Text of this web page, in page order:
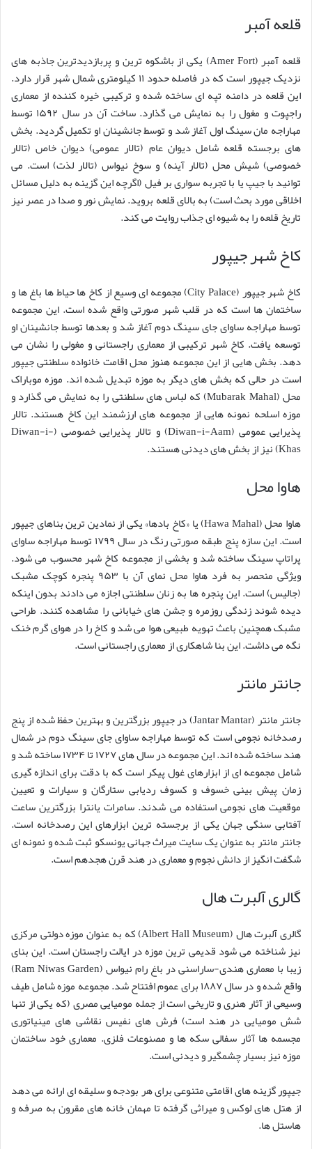
قلعه آمبر
قلعه آمبر (Amer Fort) یکی از باشکوه ترین و پربازدیدترین جاذبه های
نزدیک جیپور است که در فاصله حدود ۱۱ کیلومتری شمال شهر قرار دارد.
این قلعه در دامنه تپه ای ساخته شده و ترکیبی خیره کننده از معماری
راجپوت و مغول را به نمایش می گذارد. ساخت آن در سال ۱۵۹۲ توسط
مهاراجه مان سینگ اول آغاز شد و توسط جانشینان او تکمیل گردید. بخش
های برجسته قلعه شامل دیوان عام (تالار عمومی) دیوان خاص (تالار
خصوصی) شیش محل (تالار آینه) و سوخ نیواس (تالار لذت) است. می
توانید با جیپ یا با تجربه سواری بر فیل (اگرچه این گزینه به دلیل مسائل
اخلاقی مورد بحث است) به بالای قلعه بروید. نمایش نور و صدا در عصر نیز
تاریخ قلعه را به شیوه ای جذاب روایت می کند.
کاخ شهر جیپور
کاخ شهر جیپور (City Palace) مجموعه ای وسیع از کاخ ها حیاط ها باغ ها و
ساختمان ها است که در قلب شهر صورتی واقع شده است. این مجموعه
توسط مهاراجه ساوای جای سینگ دوم آغاز شد و بعدها توسط جانشینان او
توسعه یافت. کاخ شهر ترکیبی از معماری راجستانی و مغولی را نشان می
دهد. بخش هایی از این مجموعه هنوز محل اقامت خانواده سلطنتی جیپور
است در حالی که بخش های دیگر به موزه تبدیل شده اند. موزه موباراک
محل (Mubarak Mahal) که لباس های سلطنتی را به نمایش می گذارد و
موزه اسلحه نمونه هایی از مجموعه های ارزشمند این کاخ هستند. تالار
پذیرایی عمومی (Diwan-i-Aam) و تالار پذیرایی خصوصی (Diwan-i-
Khas) نیز از بخش های دیدنی هستند.
هاوا محل
هاوا محل (Hawa Mahal) یا «کاخ بادها» یکی از نمادین ترین بناهای جیپور
است. این سازه پنج طبقه صورتی رنگ در سال ۱۷۹۹ توسط مهاراجه ساوای
پراتاپ سینگ ساخته شد و بخشی از مجموعه کاخ شهر محسوب می شود.
ویژگی منحصر به فرد هاوا محل نمای آن با ۹۵۳ پنجره کوچک مشبک
(جالیس) است. این پنجره ها به زنان سلطنتی اجازه می دادند بدون اینکه
دیده شوند زندگی روزمره و جشن های خیابانی را مشاهده کنند. طراحی
مشبک همچنین باعث تهویه طبیعی هوا می شد و کاخ را در هوای گرم خنک
نگه می داشت. این بنا شاهکاری از معماری راجستانی است.
جانتر مانتر
جانتر مانتر (Jantar Mantar) در جیپور بزرگترین و بهترین حفظ شده از پنج
رصدخانه نجومی است که توسط مهاراجه ساوای جای سینگ دوم در شمال
هند ساخته شده اند. این مجموعه در سال های ۱۷۲۷ تا ۱۷۳۴ ساخته شد و
شامل مجموعه ای از ابزارهای غول پیکر است که با دقت برای اندازه گیری
زمان پیش بینی خسوف و کسوف ردیابی ستارگان و سیارات و تعیین
موقعیت های نجومی استفاده می شدند. سامرات یانترا بزرگترین ساعت
آفتابی سنگی جهان یکی از برجسته ترین ابزارهای این رصدخانه است.
جانتر مانتر به عنوان یک سایت میراث جهانی یونسکو ثبت شده و نمونه ای
شگفت انگیز از دانش نجوم و معماری در هند قرن هجدهم است.
گالری آلبرت هال
گالری آلبرت هال (Albert Hall Museum) که به عنوان موزه دولتی مرکزی
نیز شناخته می شود قدیمی ترین موزه در ایالت راجستان است. این بنای
زیبا با معماری هندی-ساراسنی در باغ رام نیواس (Ram Niwas Garden)
واقع شده و در سال ۱۸۸۷ برای عموم افتتاح شد. مجموعه موزه شامل طیف
وسیعی از آثار هنری و تاریخی است از جمله مومیایی مصری (که یکی از تنها
شش مومیایی در هند است) فرش های نفیس نقاشی های مینیاتوری
مجسمه ها آثار سفالی سکه ها و مصنوعات فلزی. معماری خود ساختمان
موزه نیز بسیار چشمگیر و دیدنی است.
جیپور گزینه های اقامتی متنوعی برای هر بودجه و سلیقه ای ارائه می دهد
از هتل های لوکس و میراثی گرفته تا مهمان خانه های مقرون به صرفه و
هاستل ها.